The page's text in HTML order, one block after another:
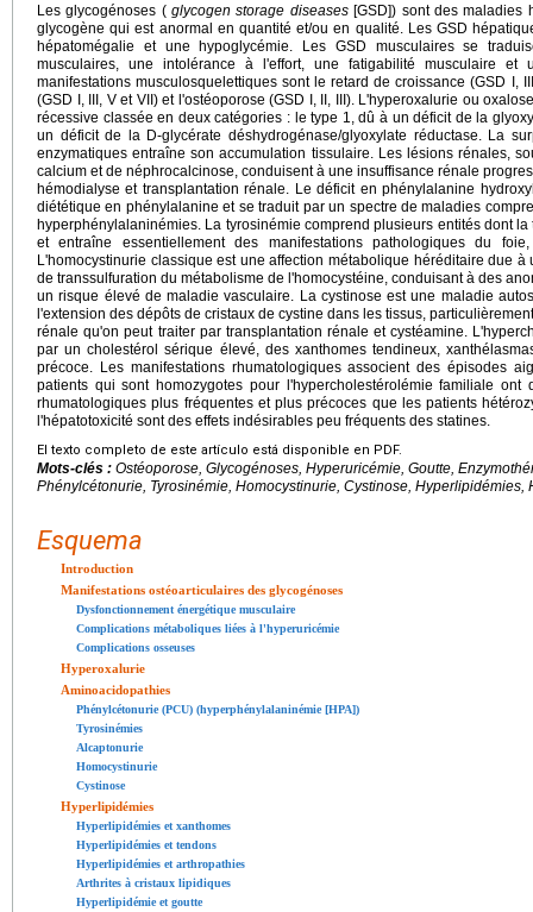
Les glycogénoses (glycogen storage diseases[GSD]) sont des maladies
glycogène qui est anormal en quantité et/ou en qualité. Les GSD
hépatomégalie et une hypoglycémie. Les GSD musculaires se
musculaires, une intolérance à l'effort, une fatigabilité musculaire et
manifestations musculosquelettiques sont le retard de croissance (GSD I,
(GSD I, III, V et VII) et l'ostéoporose (GSD I, II, III). L'hyperoxalurie ou
récessive classée en deux catégories : le type 1, dû à un déficit de la
un déficit de la D-glycérate déshydrogénase/glyoxylate réductase. La
enzymatiques entraîne son accumulation tissulaire. Les lésions rénales,
calcium et de néphrocalcinose, conduisent à une insuffisance rénale
hémodialyse et transplantation rénale. Le déficit en phénylalanine
diététique en phénylalanine et se traduit par un spectre de maladies
hyperphénylalaninémies. La tyrosinémie comprend plusieurs entités dont
et entraîne essentiellement des manifestations pathologiques du
L'homocystinurie classique est une affection métabolique héréditaire due
de transsulfuration du métabolisme de l'homocystéine, conduisant à des
un risque élevé de maladie vasculaire. La cystinose est une maladie
l'extension des dépôts de cristaux de cystine dans les tissus,
rénale qu'on peut traiter par transplantation rénale et cystéamine.
par un cholestérol sérique élevé, des xanthomes tendineux,
précoce. Les manifestations rhumatologiques associent des épisodes
patients qui sont homozygotes pour l'hypercholestérolémie familiale ont
rhumatologiques plus fréquentes et plus précoces que les patients
l'hépatotoxicité sont des effets indésirables peu fréquents des statines.
El texto completo de este artículo está disponible en PDF.
Mots-clés : Ostéoporose, Glycogénoses, Hyperuricémie, Goutte,
Phénylcétonurie, Tyrosinémie, Homocystinurie, Cystinose,
Esquema
Introduction
Manifestations ostéoarticulaires des glycogénoses
Dysfonctionnement énergétique musculaire
Complications métaboliques liées à l'hyperuricémie
Complications osseuses
Hyperoxalurie
Aminoacidopathies
Phénylcétonurie (PCU) (hyperphénylalaninémie [HPA])
Tyrosinémies
Alcaptonurie
Homocystinurie
Cystinose
Hyperlipidémies
Hyperlipidémies et xanthomes
Hyperlipidémies et tendons
Hyperlipidémies et arthropathies
Arthrites à cristaux lipidiques
Hyperlipidémie et goutte